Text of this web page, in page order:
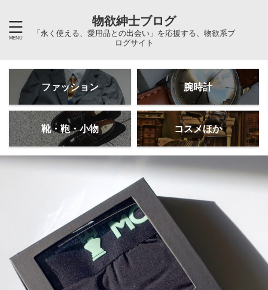
物欲紳士ブログ
「永く使える、愛用品との出会い」を応援する、物欲系ブ
ログサイト
ファッション 腕時計
靴・鞄・小物 コスメほか